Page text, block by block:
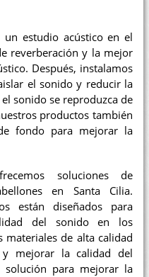
un estudio acústico en el
reverberación y la mejor
Después, instalamos
el sonido y reducir la
sonido se reproduzca de
productos también
fondo para mejorar la
soluciones de
en Santa Cilia.
están diseñados para
del sonido en los
materiales de alta calidad
mejorar la calidad del
solución para mejorar la